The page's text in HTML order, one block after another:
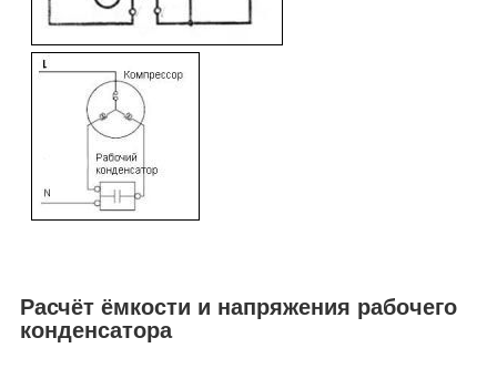
Расчёт ёмкости и напряжения рабочего
конденсатора